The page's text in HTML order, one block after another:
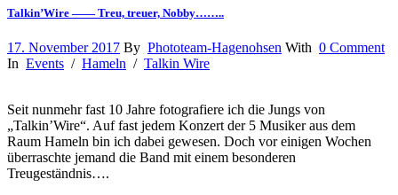
Talkin’Wire —— Treu, treuer, Nobby……..
17. November 2017 By Phototeam-Hagenohsen With 0 Comment
In Events / Hameln / Talkin Wire
Seit nunmehr fast 10 Jahre fotografiere ich die Jungs von
„Talkin’Wire“. Auf fast jedem Konzert der 5 Musiker aus dem
Raum Hameln bin ich dabei gewesen. Doch vor einigen Wochen
überraschte jemand die Band mit einem besonderen
Treugeständnis….